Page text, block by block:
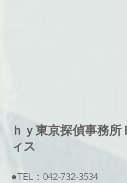
ｈｙ東京探偵事務所
ィス
●TEL：042-732-3534